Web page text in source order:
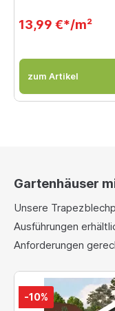
13,99 €*/m²
zum Artikel
Gartenhäuser
Unsere
Ausführungen
Anforderungen
-10%